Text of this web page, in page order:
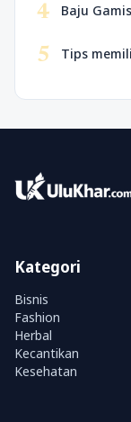
4 Baju
5 Tips
Kategori
Bisnis
Fashion
Herbal
Kecantikan
Kesehatan